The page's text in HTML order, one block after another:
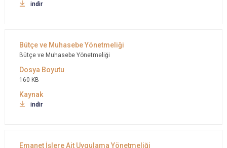
indir
Bütçe ve Muhasebe Yönetmeliği
160 KB
indir